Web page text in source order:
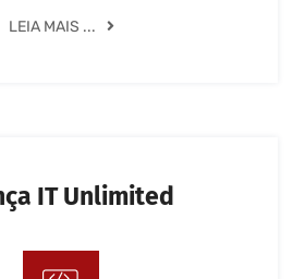
LEIA MAIS ...
IT Unlimited